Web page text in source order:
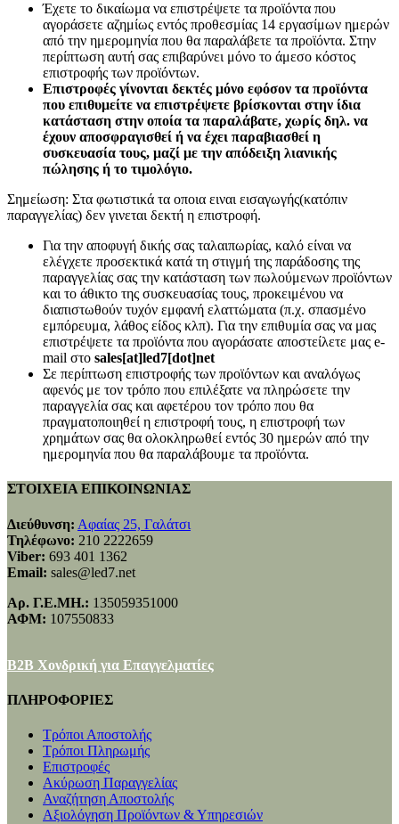
Έχετε το δικαίωμα να επιστρέψετε τα προϊόντα που
αγοράσετε αζημίως εντός προθεσμίας 14 εργασίμων ημερών
από την ημερομηνία που θα παραλάβετε τα προϊόντα. Στην
περίπτωση αυτή σας επιβαρύνει μόνο το άμεσο κόστος
επιστροφής των προϊόντων.
Επιστροφές γίνονται δεκτές μόνο εφόσον τα προϊόντα
που επιθυμείτε να επιστρέψετε βρίσκονται στην ίδια
κατάσταση στην οποία τα παραλάβατε, χωρίς δηλ. να
έχουν αποσφραγισθεί ή να έχει παραβιασθεί η
συσκευασία τους, μαζί με την απόδειξη λιανικής
πώλησης ή το τιμολόγιο.
Σημείωση: Στα φωτιστικά τα οποια ειναι εισαγωγής(κατόπιν
παραγγελίας) δεν γινεται δεκτή η επιστροφή.
Για την αποφυγή δικής σας ταλαιπωρίας, καλό είναι να
ελέγχετε προσεκτικά κατά τη στιγμή της παράδοσης της
παραγγελίας σας την κατάσταση των πωλούμενων προϊόντων
και το άθικτο της συσκευασίας τους, προκειμένου να
διαπιστωθούν τυχόν εμφανή ελαττώματα (π.χ. σπασμένο
εμπόρευμα, λάθος είδος κλπ). Για την επιθυμία σας να μας
επιστρέψετε τα προϊόντα που αγοράσατε αποστείλετε μας e-
mail στο sales[at]led7[dot]net
Σε περίπτωση επιστροφής των προϊόντων και αναλόγως
αφενός με τον τρόπο που επιλέξατε να πληρώσετε την
παραγγελία σας και αφετέρου τον τρόπο που θα
πραγματοποιηθεί η επιστροφή τους, η επιστροφή των
χρημάτων σας θα ολοκληρωθεί εντός 30 ημερών από την
ημερομηνία που θα παραλάβουμε τα προϊόντα.
ΣΤΟΙΧΕΙΑ ΕΠΙΚΟΙΝΩΝΙΑΣ
Διεύθυνση: Αφαίας 25, Γαλάτσι
Τηλέφωνο: 210 2222659
Viber: 693 401 1362
Email: sales@led7.net
Αρ. Γ.Ε.ΜΗ.: 135059351000
ΑΦΜ: 107550833
B2B Χονδρική για Επαγγελματίες
ΠΛΗΡΟΦΟΡΙΕΣ
Τρόποι Αποστολής
Τρόποι Πληρωμής
Επιστροφές
Ακύρωση Παραγγελίας
Αναζήτηση Αποστολής
Αξιολόγηση Προϊόντων & Υπηρεσιών